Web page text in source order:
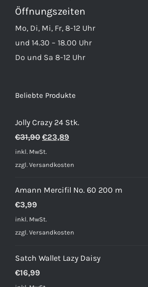
Öffnungszeiten
Mo, Di, Mi, Fr, 8-12 Uhr
und 14.30 – 18.00 Uhr
Do und Sa 8-12 Uhr
Beliebte Produkte
Jolly Crazy 24 Stk.
€31,90 Ursprünglicher
Preis
war:
€23,89
ist:
inkl. MwSt.
zzgl. Versandkosten
Amann Mercifil No. 60 200 m
€3,99
inkl. MwSt.
zzgl. Versandkosten
Satch Wallet Lazy Daisy
€16,99